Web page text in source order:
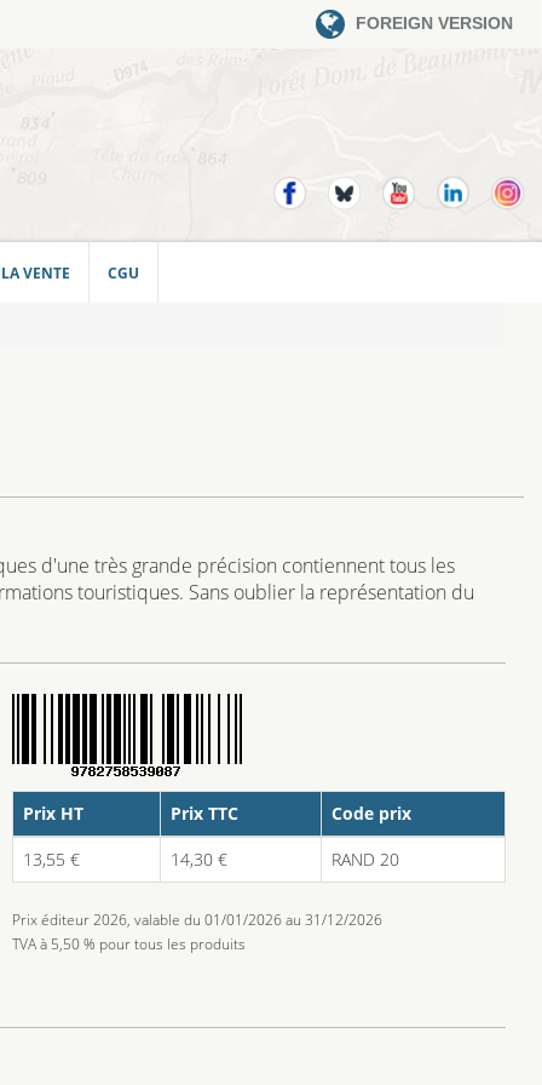
FOREIGN VERSION
VENTE CGU
d'une très grande précision contiennent tous les
touristiques. Sans oublier la représentation du
Prix HT Prix TTC
Code prix
13,55 €
14,30 € RAND 20
Prix éditeur 2026, valable du 01/01/2026 au 31/12/2026
TVA à 5,50 % pour tous les produits